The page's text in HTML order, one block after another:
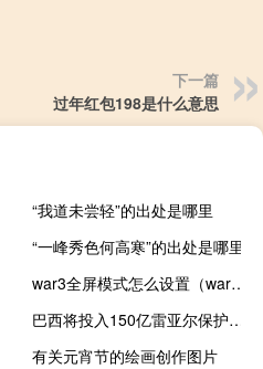
下一篇
过年红包198是什么意思
“我道未尝轻”的出处是哪里
“一峰秀色何高寒”的出处是哪里
war3全屏模式怎么设置（war3全屏）
巴西将投入150亿雷亚尔保护推广该国传统文化
有关元宵节的绘画创作图片